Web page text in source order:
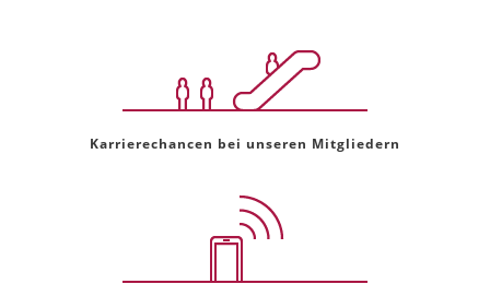
Karrierechancen bei unseren Mitgliedern